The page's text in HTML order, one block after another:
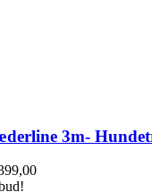
3m-